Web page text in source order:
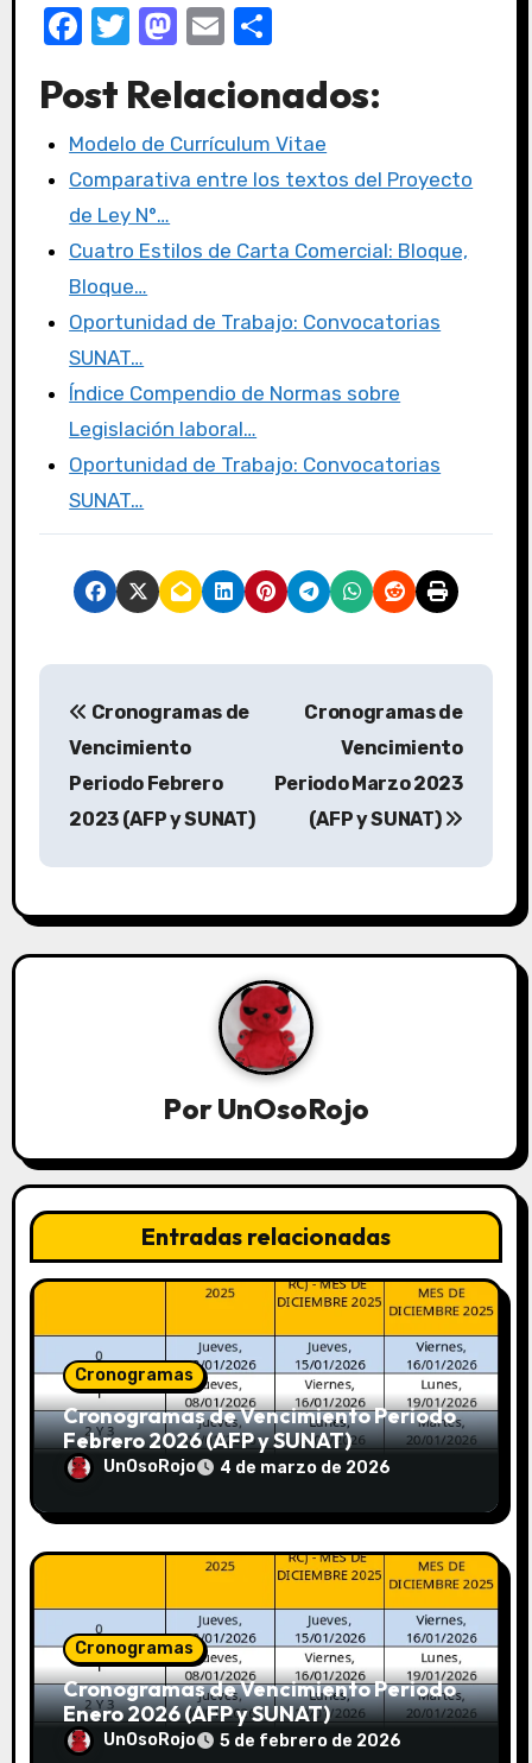
F
c
e
b
o
o
k
T
it
te
r
M
st
o
d
n
E
ail
C
m
p
ar
Post Relacionados:
Modelo de Currículum Vitae
Comparativa entre los textos del Proyecto
de Ley N°…
Cuatro Estilos de Carta Comercial: Bloque,
Bloque…
Oportunidad de Trabajo: Convocatorias
SUNAT…
Índice Compendio de Normas sobre
Legislación laboral…
Oportunidad de Trabajo: Convocatorias
SUNAT…
Cronogramas de
Vencimiento
Periodo Febrero
2023 (AFP y SUNAT)
Cronogramas de
Vencimiento
Periodo Marzo 2023
(AFP y SUNAT)
PorUnOsoRojo
Entradas relacionadas
Cronogramas
Cronogramas de Vencimiento Periodo
Febrero 2026 (AFP y SUNAT)
UnOsoRojo 4 de marzo de 2026
Cronogramas
Cronogramas de Vencimiento Periodo
Enero 2026 (AFP y SUNAT)
UnOsoRojo 5 de febrero de 2026